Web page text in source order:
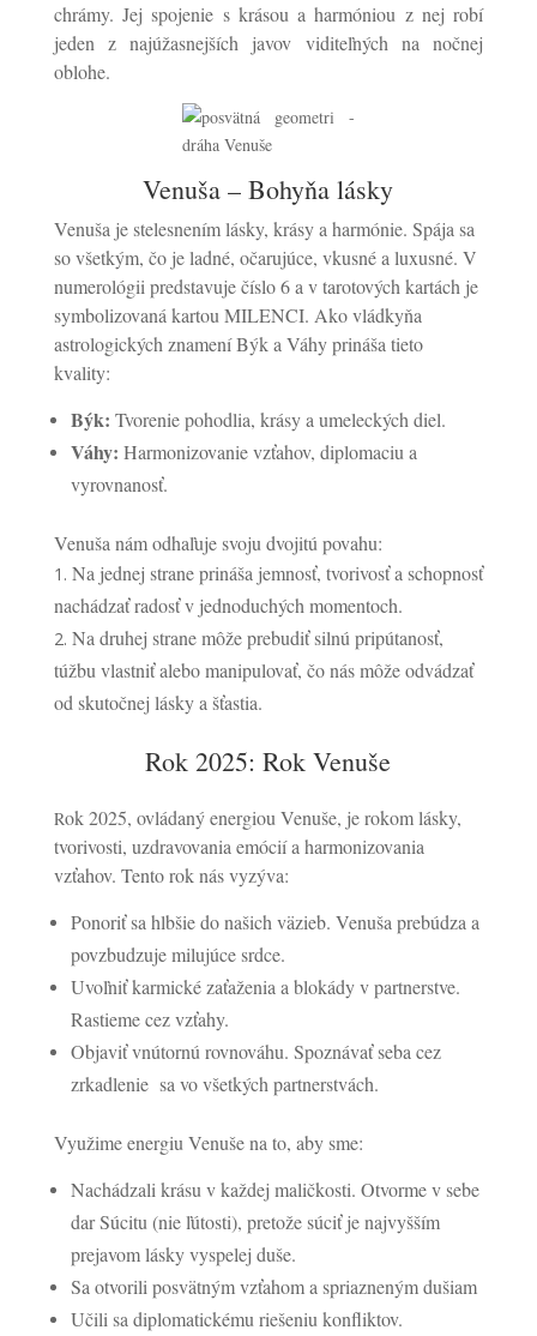
chrámy. Jej spojenie s krásou a harmóniou z nej robí
jeden z najúžasnejších javov viditeľných na nočnej
oblohe.
Venuša – Bohyňa lásky
Venuša je stelesnením lásky, krásy a harmónie. Spája sa
so všetkým, čo je ladné, očarujúce, vkusné a luxusné. V
numerológii predstavuje číslo 6 a v tarotových kartách je
symbolizovaná kartou MILENCI. Ako vládkyňa
astrologických znamení Býk a Váhy prináša tieto
kvality:
Býk: Tvorenie pohodlia, krásy a umeleckých diel.
Váhy: Harmonizovanie vzťahov, diplomaciu a
vyrovnanosť.
Venuša nám odhaľuje svoju dvojitú povahu:
Na jednej strane prináša jemnosť, tvorivosť a schopnosť
nachádzať radosť v jednoduchých momentoch.
Na druhej strane môže prebudiť silnú pripútanosť,
túžbu vlastniť alebo manipulovať, čo nás môže odvádzať
od skutočnej lásky a šťastia.
Rok 2025: Rok Venuše
Rok 2025, ovládaný energiou Venuše, je rokom lásky,
tvorivosti, uzdravovania emócií a harmonizovania
vzťahov. Tento rok nás vyzýva:
Ponoriť sa hlbšie do našich väzieb. Venuša prebúdza a
povzbudzuje milujúce srdce.
Uvoľniť karmické zaťaženia a blokády v partnerstve.
Rastieme cez vzťahy.
Objaviť vnútornú rovnováhu. Spoznávať seba cez
zrkadlenie sa vo všetkých partnerstvách.
Využime energiu Venuše na to, aby sme:
Nachádzali krásu v každej maličkosti. Otvorme v sebe
dar Súcitu (nie ľútosti), pretože súciť je najvyšším
prejavom lásky vyspelej duše.
Sa otvorili posvätným vzťahom a spriazneným dušiam
Učili sa diplomatickému riešeniu konfliktov.